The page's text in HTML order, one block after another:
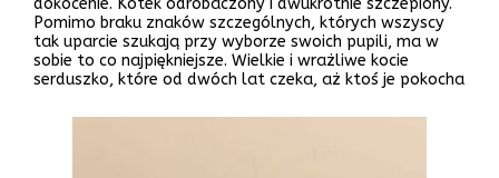
dokocenie. Kotek odrobaczony i dwukrotnie szczepiony.
Pomimo braku znaków szczególnych, których wszyscy
tak uparcie szukają przy wyborze swoich pupili, ma w
sobie to co najpiękniejsze. Wielkie i wrażliwe kocie
serduszko, które od dwóch lat czeka, aż ktoś je pokocha